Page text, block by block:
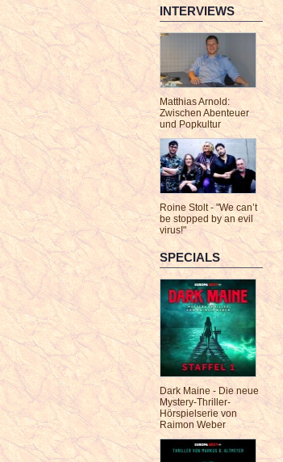
INTERVIEWS
Matthias Arnold:
Zwischen Abenteuer
und Popkultur
Roine Stolt - "We can’t
be stopped by an evil
virus!"
SPECIALS
Dark Maine - Die neue
Mystery-Thriller-
Hörspielserie von
Raimon Weber